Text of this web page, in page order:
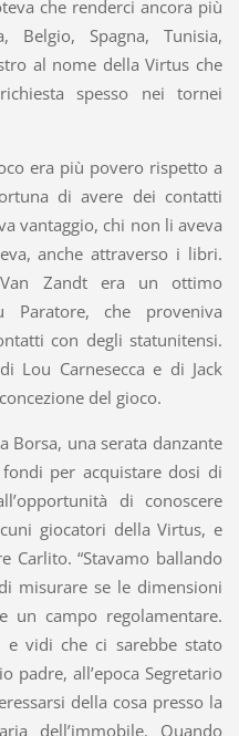
che renderci ancora più
Spagna, Tunisia,
al nome della Virtus che
spesso nei tornei
era più povero rispetto a
di avere dei contatti
vantaggio, chi non li aveva
anche attraverso i libri.
Van Zandt era un ottimo
che proveniva
con degli statunitensi.
Lou Carnesecca e di Jack
del gioco.
Borsa, una serata danzante
per acquistare dosi di
di conoscere
giocatori della Virtus, e
Carlito. “Stavamo ballando
misurare se le dimensioni
un campo regolamentare.
e vidi che ci sarebbe stato
padre, all’epoca Segretario
della cosa presso la
dell’immobile. Quando